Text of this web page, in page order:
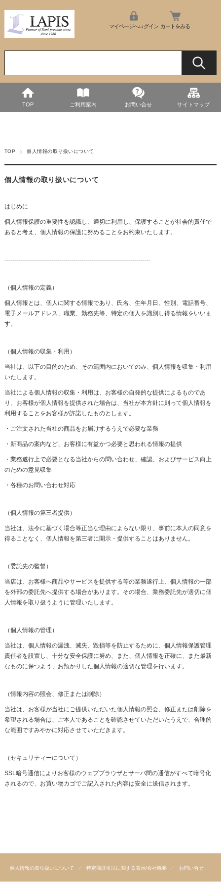
マイページへログイン カートをみる
TOP ご利用案内 お問い合せ サイトマップ
TOP 個人情報の取り扱いについて
個人情報の取り扱いについて
はじめに
個人情報保護の重要性を認識し、適切に利用し、保護することが社会的責任で
あると考え、個人情報の保護に努めることをお約束いたします。
--------------------------------------------------------------------------
（個人情報の定義）
個人情報とは、個人に関する情報であり、氏名、生年月日、性別、電話番号、
電子メールアドレス、職業、勤務先等、特定の個人を識別し得る情報をいいま
す。
（個人情報の収集・利用）
当社は、以下の目的のため、その範囲内においてのみ、個人情報を収集・利用
いたします。
当社による個人情報の収集・利用は、お客様の自発的な提供によるものであ
り、お客様が個人情報を提供された場合は、当社が本方針に則って個人情報を
利用することをお客様が許諾したものとします。
・ご注文された当社の商品をお届けするうえで必要な業務
・新商品の案内など、お客様に有益かつ必要と思われる情報の提供
・業務遂行上で必要となる当社からの問い合わせ、確認、およびサービス向上
のための意見収集
・各種のお問い合わせ対応
（個人情報の第三者提供）
当社は、法令に基づく場合等正当な理由によらない限り、事前に本人の同意を
得ることなく、個人情報を第三者に開示・提供することはありません。
（委託先の監督）
当店は、お客様へ商品やサービスを提供する等の業務遂行上、個人情報の一部
を外部の委託先へ提供する場合があります。その場合、業務委託先が適切に個
人情報を取り扱うように管理いたします。
（個人情報の管理）
当社は、個人情報の漏洩、滅失、毀損等を防止するために、個人情報保護管理
責任者を設置し、十分な安全保護に努め、また、個人情報を正確に、また最新
なものに保つよう、お預かりした個人情報の適切な管理を行います。
（情報内容の照会、修正または削除）
当社は、お客様が当社にご提供いただいた個人情報の照会、修正または削除を
希望される場合は、ご本人であることを確認させていただいたうえで、合理的
な範囲ですみやかに対応させていただきます。
（セキュリティーについて）
SSL暗号通信によりお客様のウェブブラウザとサーバ間の通信がすべて暗号化
されるので、お買い物カゴでご記入された内容は安全に送信されます。
個人情報の取り扱いについて 特定商取引法に関する表示/会社概要 お問い合せ